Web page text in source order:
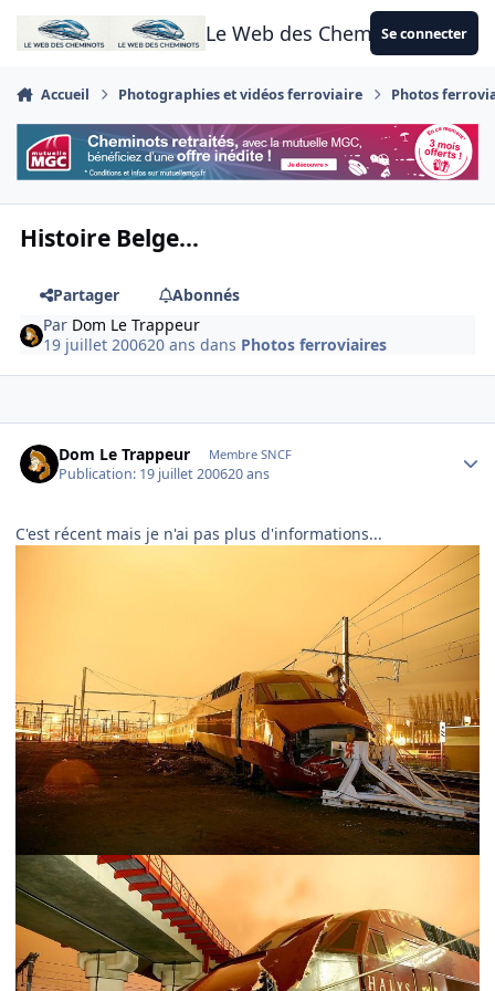
Aller au contenu
Le Web des CheminotsSe connecter
Accueil Photographies et vidéos ferroviaire Photos
Histoire Belge...
Partager
Abonnés
Par Dom Le Trappeur
19 juillet 200620 ans dans Photos ferroviaires
Dom Le Trappeur Membre SNCF
Publication: 19 juillet 200620 ans
C'est récent mais je n'ai pas plus d'informations...